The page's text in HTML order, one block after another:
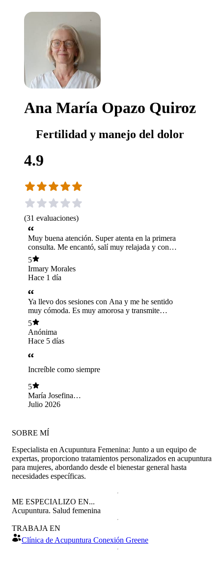
Ana María Opazo Quiroz
Fertilidad y manejo del dolor
4.9
(31 evaluaciones)
Muy buena atención. Super atenta en la primera
consulta. Me encantó, salí muy relajada y con el
ánimo a 100%
5
Irmary Morales
Hace 1 día
Ya llevo dos sesiones con Ana y me he sentido
muy cómoda. Es muy amorosa y transmite
mucha calma :)
5
Anónima
Hace 5 días
Increíble como siempre
5
María Josefina
Parada Pinilla
Julio 2026
SOBRE MÍ
Especialista en Acupuntura Femenina: Junto a un equipo de
expertas, proporciono tratamientos personalizados en acupuntura
para mujeres, abordando desde el bienestar general hasta
necesidades específicas.
ME ESPECIALIZO EN...
Acupuntura. Salud femenina
TRABAJA EN
Clínica de Acupuntura Conexión Greene